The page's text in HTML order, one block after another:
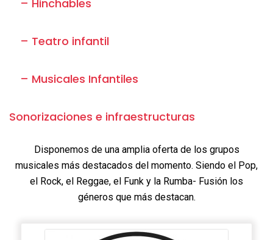
Disponemos de una amplia oferta de los grupos
musicales más destacados del momento. Siendo el Pop,
el Rock, el Reggae, el Funk y la Rumba- Fusión los
géneros que más destacan.
– Hinchables
– Teatro infantil
– Musicales Infantiles
Sonorizaciones e infraestructuras